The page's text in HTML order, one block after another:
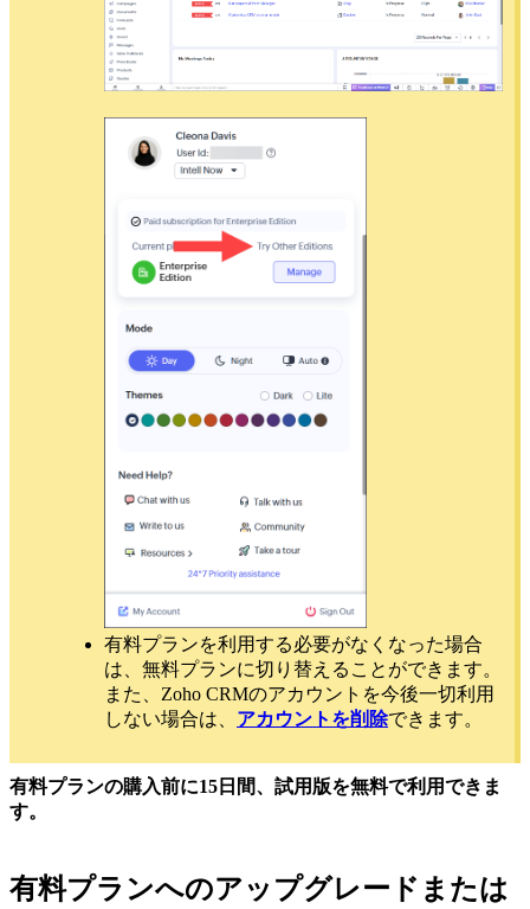
有料プランを利用する必要がなくなった場合
は、無料プランに切り替えることができます。
また、Zoho CRMのアカウントを今後一切利用
しない場合は、 アカウントを削除できます。
有料プランの購入前に15日間、試用版を無料で利用できま
す。
有料プランへのアップグレードまたは